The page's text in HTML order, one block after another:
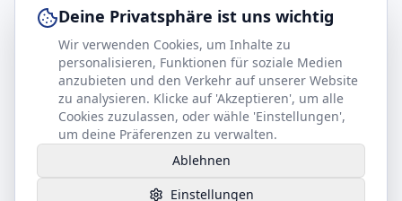
footer.company
Kontakt
Partner werden
Gesundheits-Kompass
Rechtliches
Impressum
Datenschutz
AGB
Deine Privatsphäre ist uns wichtig
Wir verwenden Cookies, um Inhalte zu
personalisieren, Funktionen für soziale Medien
anzubieten und den Verkehr auf unserer Website
zu analysieren. Klicke auf 'Akzeptieren', um alle
Cookies zuzulassen, oder wähle 'Einstellungen',
um deine Präferenzen zu verwalten.
Ablehnen
Einstellungen
Hilfe benötigt?